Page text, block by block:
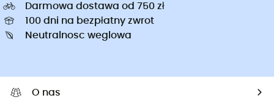
Darmowa dostawa od 750 zł
100 dni na bezpłatny zwrot
Neutralnosc weglowa
O nas